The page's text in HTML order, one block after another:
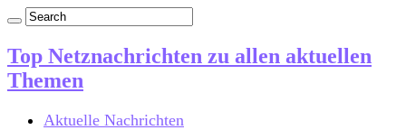
Top Netznachrichten zu allen aktuellen
Themen
Aktuelle Nachrichten